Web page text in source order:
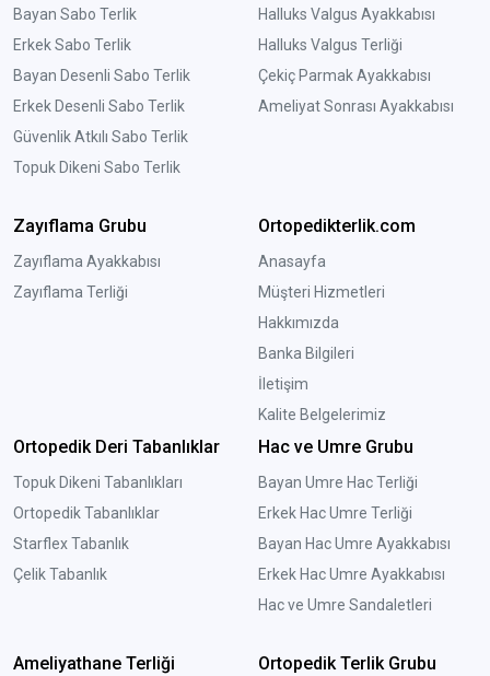
Bayan Sabo Terlik
Erkek Sabo Terlik
Bayan Desenli Sabo Terlik
Erkek Desenli Sabo Terlik
Güvenlik Atkılı Sabo Terlik
Topuk Dikeni Sabo Terlik
Halluks Valgus Ayakkabısı
Halluks Valgus Terliği
Çekiç Parmak Ayakkabısı
Ameliyat Sonrası Ayakkabısı
Zayıflama Grubu
Zayıflama Ayakkabısı
Zayıflama Terliği
Ortopedikterlik.com
Anasayfa
Müşteri Hizmetleri
Hakkımızda
Banka Bilgileri
İletişim
Kalite Belgelerimiz
Ortopedik Deri Tabanlıklar
Topuk Dikeni Tabanlıkları
Ortopedik Tabanlıklar
Starflex Tabanlık
Çelik Tabanlık
Hac ve Umre Grubu
Bayan Umre Hac Terliği
Erkek Hac Umre Terliği
Bayan Hac Umre Ayakkabısı
Erkek Hac Umre Ayakkabısı
Hac ve Umre Sandaletleri
Ameliyathane Terliği Ortopedik Terlik Grubu